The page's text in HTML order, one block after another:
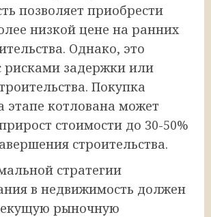
позволяет приобрести
низкой цене на ранних
Однако, это
рисками задержки или
Покупка
этапе котлована может
стоимости до 30-50%
строительства.
стратегии
в недвижимость должен
рыночную